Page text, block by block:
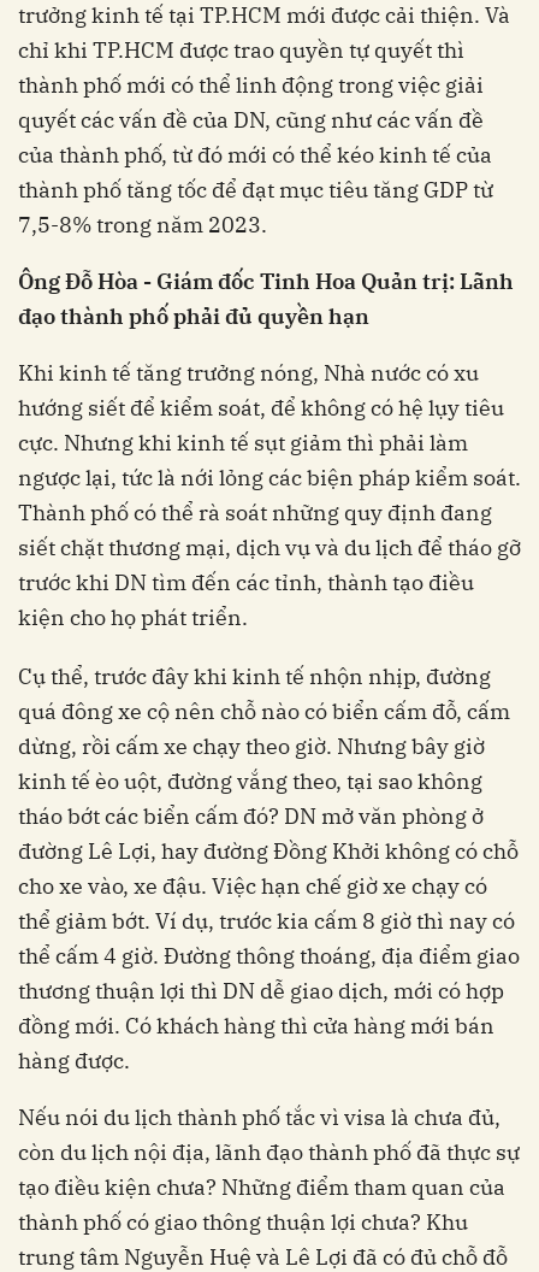
trưởng kinh tế tại TP.HCM mới được cải thiện. Và
chỉ khi TP.HCM được trao quyền tự quyết thì
thành phố mới có thể linh động trong việc giải
quyết các vấn đề của DN, cũng như các vấn đề
của thành phố, từ đó mới có thể kéo kinh tế của
thành phố tăng tốc để đạt mục tiêu tăng GDP từ
7,5-8% trong năm 2023.
Ông Đỗ Hòa - Giám đốc Tinh Hoa Quản trị: Lãnh
đạo thành phố phải đủ quyền hạn
Khi kinh tế tăng trưởng nóng, Nhà nước có xu
hướng siết để kiểm soát, để không có hệ lụy tiêu
cực. Nhưng khi kinh tế sụt giảm thì phải làm
ngược lại, tức là nới lỏng các biện pháp kiểm soát.
Thành phố có thể rà soát những quy định đang
siết chặt thương mại, dịch vụ và du lịch để tháo gỡ
trước khi DN tìm đến các tỉnh, thành tạo điều
kiện cho họ phát triển.
Cụ thể, trước đây khi kinh tế nhộn nhịp, đường
quá đông xe cộ nên chỗ nào có biển cấm đỗ, cấm
dừng, rồi cấm xe chạy theo giờ. Nhưng bây giờ
kinh tế èo uột, đường vắng theo, tại sao không
tháo bớt các biển cấm đó? DN mở văn phòng ở
đường Lê Lợi, hay đường Đồng Khởi không có chỗ
cho xe vào, xe đậu. Việc hạn chế giờ xe chạy có
thể giảm bớt. Ví dụ, trước kia cấm 8 giờ thì nay có
thể cấm 4 giờ. Đường thông thoáng, địa điểm giao
thương thuận lợi thì DN dễ giao dịch, mới có hợp
đồng mới. Có khách hàng thì cửa hàng mới bán
hàng được.
Nếu nói du lịch thành phố tắc vì visa là chưa đủ,
còn du lịch nội địa, lãnh đạo thành phố đã thực sự
tạo điều kiện chưa? Những điểm tham quan của
thành phố có giao thông thuận lợi chưa? Khu
trung tâm Nguyễn Huệ và Lê Lợi đã có đủ chỗ đỗ